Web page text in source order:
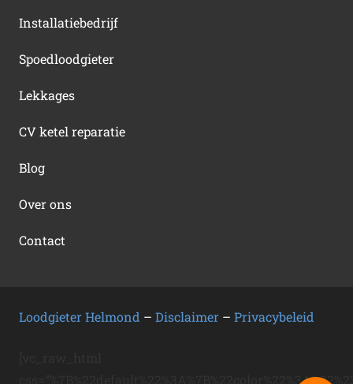
Installatiebedrijf
Spoedloodgieter
Lekkages
CV ketel reparatie
Blog
Over ons
Contact
Loodgieter Helmond – Disclaimer – Privacybeleid